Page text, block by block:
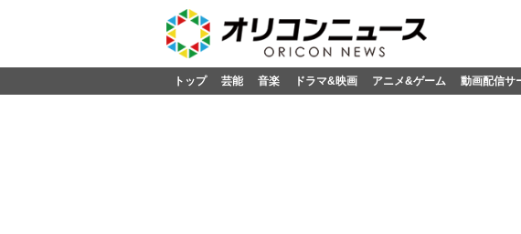
トップ 芸能 音楽 ドラマ&映画 アニメ&ゲーム 動画配信サ